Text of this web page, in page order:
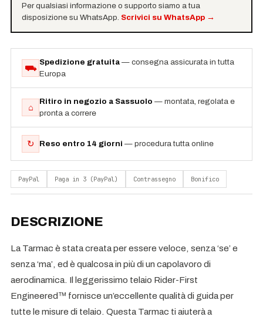
Per qualsiasi informazione o supporto siamo a tua
disposizione su WhatsApp. Scrivici su WhatsApp→
⛟
Spedizione gratuita — consegna assicurata in tutta
Europa
⌂
Ritiro in negozio a Sassuolo — montata, regolata e
pronta a correre
↻ Reso entro 14 giorni — procedura tutta online
PayPal Paga in 3 (PayPal) Contrassegno Bonifico
DESCRIZIONE
La Tarmac è stata creata per essere veloce, senza ‘se’ e
senza ‘ma’, ed è qualcosa in più di un capolavoro di
aerodinamica. Il leggerissimo telaio Rider-First
Engineered™ fornisce un’eccellente qualità di guida per
tutte le misure di telaio. Questa Tarmac ti aiuterà a